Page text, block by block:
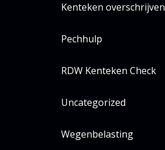
Kenteken overschrijven
Pechhulp
RDW Kenteken Check
Uncategorized
Wegenbelasting